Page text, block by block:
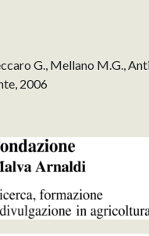
G., Mellano M.G.,
2006